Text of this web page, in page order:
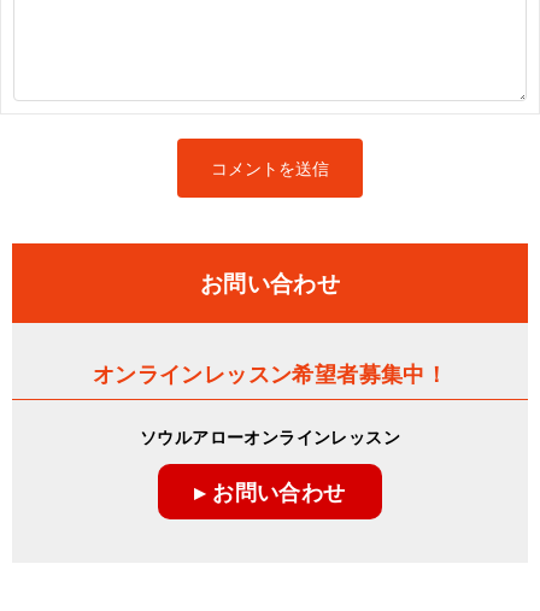
お問い合わせ
オンラインレッスン希望者募集中！
ソウルアローオンラインレッスン
▸ お問い合わせ